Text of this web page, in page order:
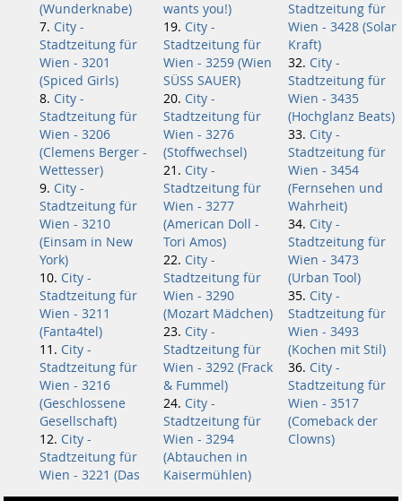
(Wunderknabe)
City -
Stadtzeitung für
Wien - 3201
(Spiced Girls)
City -
Stadtzeitung für
Wien - 3206
(Clemens Berger -
Wettesser)
City -
Stadtzeitung für
Wien - 3210
(Einsam in New
York)
City -
Stadtzeitung für
Wien - 3211
(Fanta4tel)
City -
Stadtzeitung für
Wien - 3216
(Geschlossene
Gesellschaft)
City -
Stadtzeitung für
Wien - 3221 (Das
wants you!)
City -
Stadtzeitung für
Wien - 3259 (Wien
SÜSS SAUER)
City -
Stadtzeitung für
Wien - 3276
(Stoffwechsel)
City -
Stadtzeitung für
Wien - 3277
(American Doll -
Tori Amos)
City -
Stadtzeitung für
Wien - 3290
(Mozart Mädchen)
City -
Stadtzeitung für
Wien - 3292 (Frack
& Fummel)
City -
Stadtzeitung für
Wien - 3294
(Abtauchen in
Kaisermühlen)
Stadtzeitung für
Wien - 3428 (Solar
Kraft)
City -
Stadtzeitung für
Wien - 3435
(Hochglanz Beats)
City -
Stadtzeitung für
Wien - 3454
(Fernsehen und
Wahrheit)
City -
Stadtzeitung für
Wien - 3473
(Urban Tool)
City -
Stadtzeitung für
Wien - 3493
(Kochen mit Stil)
City -
Stadtzeitung für
Wien - 3517
(Comeback der
Clowns)